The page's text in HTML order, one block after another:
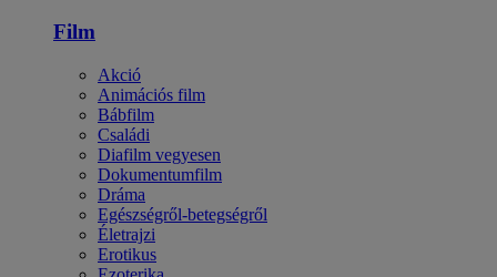
Film
Akció
Animációs film
Bábfilm
Családi
Diafilm vegyesen
Dokumentumfilm
Dráma
Egészségről-betegségről
Életrajzi
Erotikus